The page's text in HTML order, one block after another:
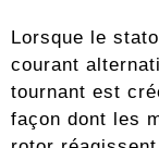
Lorsque le
courant
tournant est
façon dont les